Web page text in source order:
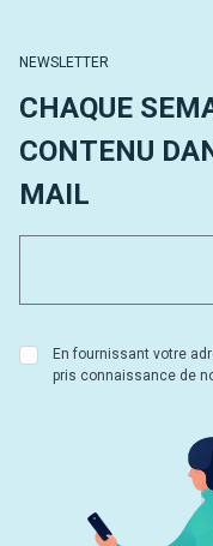
NEWSLETTER
CHAQUE
CONTENU
MAIL
En fournissant votre
pris connaissance de